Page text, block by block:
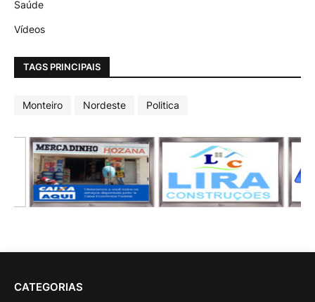
Saúde
Vídeos
TAGS PRINCIPAIS
Monteiro Nordeste Politica
CATEGORIAS